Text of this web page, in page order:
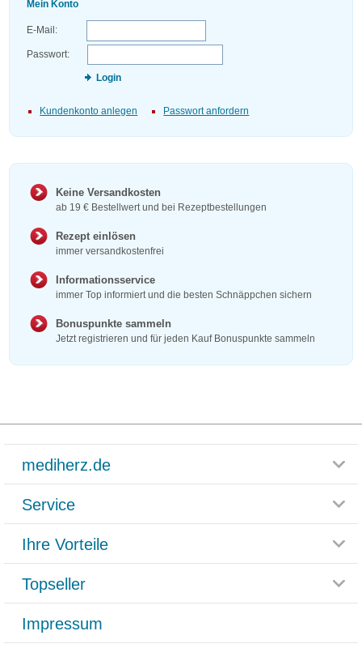
Mein Konto
E-Mail:
Passwort:
Login
Kundenkonto anlegen Passwort anfordern
Keine Versandkosten
ab 19 € Bestellwert und bei Rezeptbestellungen
Rezept einlösen
immer versandkostenfrei
Informationsservice
immer Top informiert und die besten Schnäppchen sichern
Bonuspunkte sammeln
Jetzt registrieren und für jeden Kauf Bonuspunkte sammeln
mediherz.de
Glossar
Häufig gestellte Fragen
Datenschutz
AGB
Service
Rücksendemöglichkeit
Paketlieferstatus
Versandkosten
Ihre Vorteile
Rezeptlieferung
Bonusprogramm
Gutschein und Rabatte
Kundenbewertung
Topseller
Grippostad
Bepanthen
Impressum